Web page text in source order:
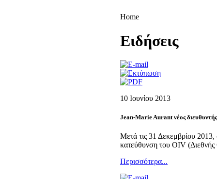
Home
Eιδήσεις
10 Ιουνίου 2013
Jean-Marie Aurant νέος
Μετά τις 31 Δεκεμβρίου
κατεύθυνση του OIV
Περισσότερα...